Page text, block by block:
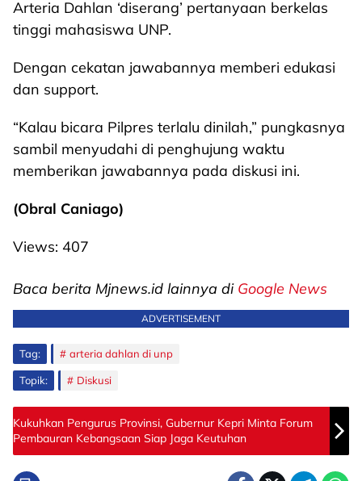
Arteria Dahlan ‘diserang’ pertanyaan berkelas
tinggi mahasiswa UNP.
Dengan cekatan jawabannya memberi edukasi
dan support.
“Kalau bicara Pilpres terlalu dinilah,” pungkasnya
sambil menyudahi di penghujung waktu
memberikan jawabannya pada diskusi ini.
(Obral Caniago)
Views: 407
Baca berita Mjnews.id lainnya di Google News
ADVERTISEMENT
Tag: arteria dahlan di unp
Topik: Diskusi
Kukuhkan Pengurus Provinsi, Gubernur Kepri Minta Forum
Pembauran Kebangsaan Siap Jaga Keutuhan